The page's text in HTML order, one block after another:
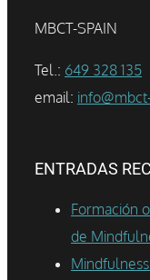
MBCT-SPAIN
Tel.: 649 328 135
email:
ENTRADAS
Formación
de